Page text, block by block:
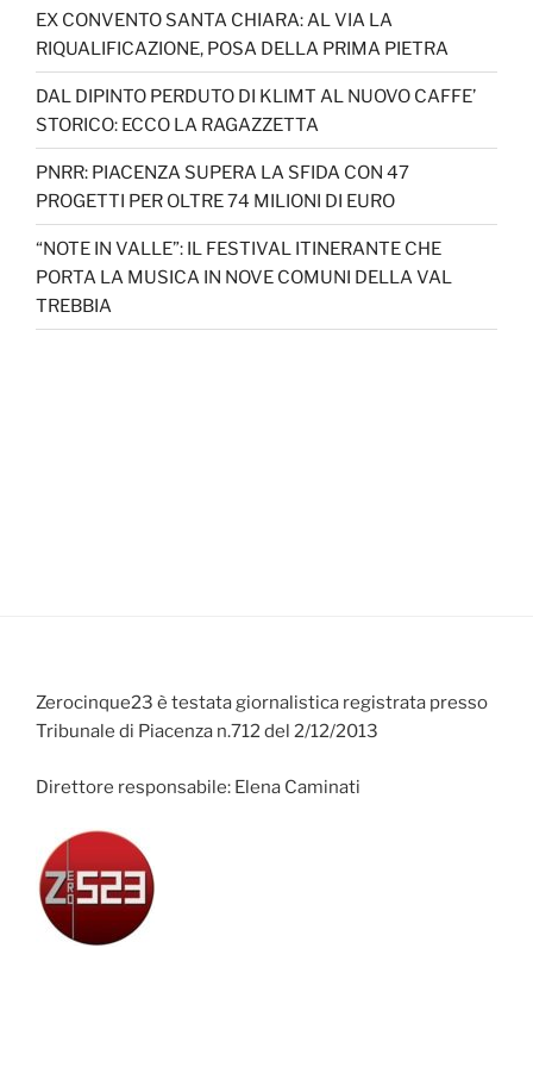
EX CONVENTO SANTA CHIARA: AL VIA LA
RIQUALIFICAZIONE, POSA DELLA PRIMA PIETRA
DAL DIPINTO PERDUTO DI KLIMT AL NUOVO CAFFE’
STORICO: ECCO LA RAGAZZETTA
PNRR: PIACENZA SUPERA LA SFIDA CON 47
PROGETTI PER OLTRE 74 MILIONI DI EURO
“NOTE IN VALLE”: IL FESTIVAL ITINERANTE CHE
PORTA LA MUSICA IN NOVE COMUNI DELLA VAL
TREBBIA
Zerocinque23 è testata giornalistica registrata presso
Tribunale di Piacenza n.712 del 2/12/2013
Direttore responsabile: Elena Caminati